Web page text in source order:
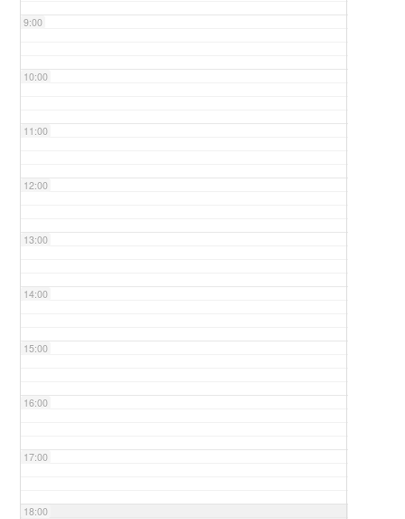
9:00
10:00
11:00
12:00
13:00
14:00
15:00
16:00
17:00
18:00